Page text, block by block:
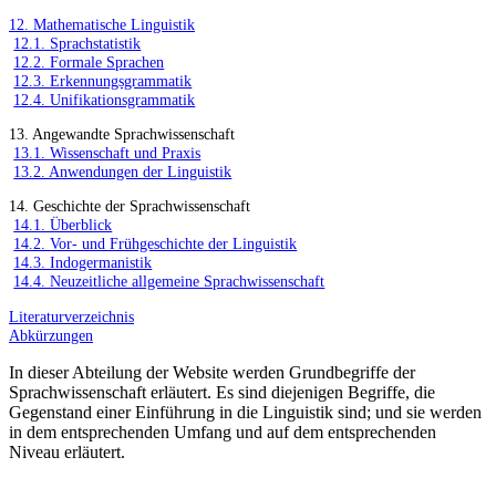
12. Mathematische Linguistik
12.1. Sprachstatistik
12.2. Formale Sprachen
12.3. Erkennungsgrammatik
12.4. Unifikationsgrammatik
13. Angewandte Sprachwissenschaft
13.1. Wissenschaft und Praxis
13.2. Anwendungen der Linguistik
14. Geschichte der Sprachwissenschaft
14.1. Überblick
14.2. Vor- und Frühgeschichte der Linguistik
14.3. Indogermanistik
14.4. Neuzeitliche allgemeine Sprachwissenschaft
Literaturverzeichnis
Abkürzungen
In dieser Abteilung der Website werden Grundbegriffe der
Sprachwissenschaft erläutert. Es sind diejenigen Begriffe, die
Gegenstand einer Einführung in die Linguistik sind; und sie werden
in dem entsprechenden Umfang und auf dem entsprechenden
Niveau erläutert.